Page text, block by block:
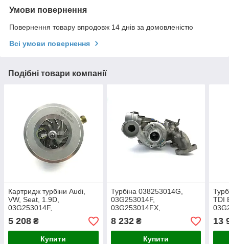
Умови повернення
Повернення товару впродовж 14 днів за домовленістю
Всі умови повернення
Подібні товари компанії
Картридж турбіни Audi,
VW, Seat, 1.9D,
03G253014F,
03G253014FX,
038253056G, 038253016K,
038253016R
5 208 ₴
Купити
Турбіна 038253014G,
03G253014F,
03G253014FX,
038253056G, 038253016K,
038253016R, 038253010D,
038253056E VW 1.9D
8 232₴
Купити
TDI
13